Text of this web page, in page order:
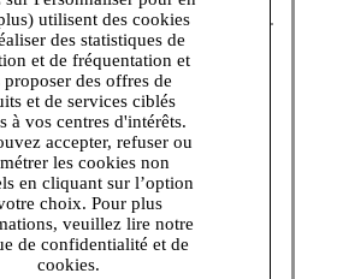
Vintage outlet a été fondée en 2005
A la recherche d’un concept
nouvelle marque, M. Azoulay
ses voyages aux Etats-Unis pour
l’un des produits phare de la
outlet. Il pose alors les bases de
roulotté, coupé à vif, pour un
à la marque.
:
utilisent des cookies
des statistiques de
et de fréquentation et
proposer des offres de
et de services ciblés
à vos centres d'intérêts.
accepter, refuser ou
les cookies non
en cliquant sur l’option
choix. Pour plus
veuillez lire notre
de confidentialité et de
cookies.